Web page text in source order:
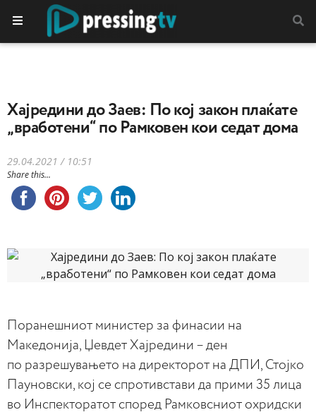
Хајредини до Заев: По кој закон плаќате
„вработени“ по Рамковен кои седат дома
29.04.2021 / 10:51
Share this...
Поранешниот министер за финасии на
Македонија, Џевдет Хајредини – ден
по разрешувањето на директорот на ДПИ, Стојко
Пауновски, кој се спротивстави да прими 35 лица
во Инспекторатот според Рамковсниот охридски